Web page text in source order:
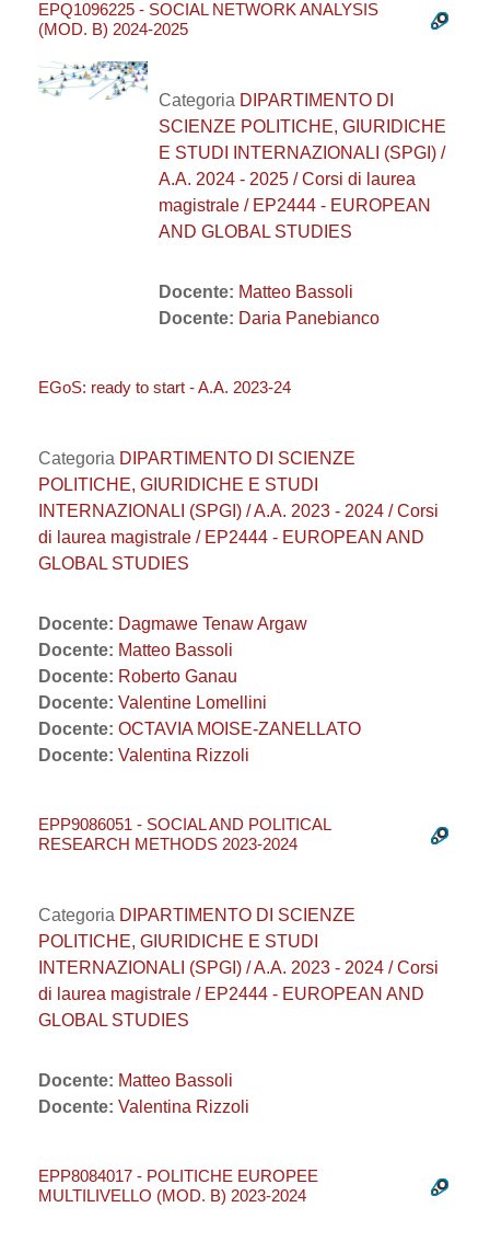
EPQ1096225 - SOCIAL NETWORK ANALYSIS
(MOD. B) 2024-2025
Categoria DIPARTIMENTO DI
SCIENZE POLITICHE, GIURIDICHE
E STUDI INTERNAZIONALI (SPGI) /
A.A. 2024 - 2025 / Corsi di laurea
magistrale / EP2444 - EUROPEAN
AND GLOBAL STUDIES
Docente: Matteo Bassoli
Docente: Daria Panebianco
EGoS: ready to start - A.A. 2023-24
Categoria DIPARTIMENTO DI SCIENZE
POLITICHE, GIURIDICHE E STUDI
INTERNAZIONALI (SPGI) / A.A. 2023 - 2024 / Corsi
di laurea magistrale / EP2444 - EUROPEAN AND
GLOBAL STUDIES
Docente: Dagmawe Tenaw Argaw
Docente: Matteo Bassoli
Docente: Roberto Ganau
Docente: Valentine Lomellini
Docente: OCTAVIA MOISE-ZANELLATO
Docente: Valentina Rizzoli
EPP9086051 - SOCIAL AND POLITICAL
RESEARCH METHODS 2023-2024
Categoria DIPARTIMENTO DI SCIENZE
POLITICHE, GIURIDICHE E STUDI
INTERNAZIONALI (SPGI) / A.A. 2023 - 2024 / Corsi
di laurea magistrale / EP2444 - EUROPEAN AND
GLOBAL STUDIES
Docente: Matteo Bassoli
Docente: Valentina Rizzoli
EPP8084017 - POLITICHE EUROPEE
MULTILIVELLO (MOD. B) 2023-2024